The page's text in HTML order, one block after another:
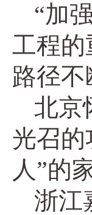
“加
工程的
路径
北京
光召
人”的
浙江